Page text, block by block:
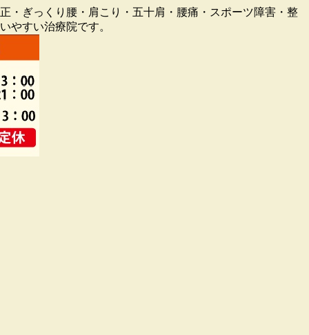
・ぎっくり腰・肩こり・五十肩・腰痛・スポーツ障害・整
やすい治療院です。